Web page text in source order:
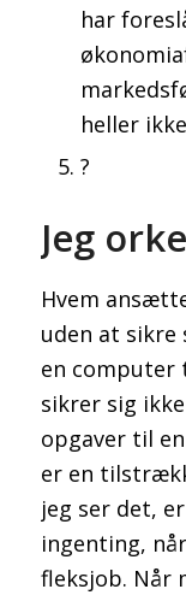
har
heller
?
Jeg
Hvem
uden at sikre
en computer
sikrer sig
opgaver til
er en
jeg ser det,
ingenting,
fleksjob. Når